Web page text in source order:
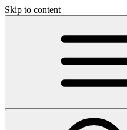
Skip to content